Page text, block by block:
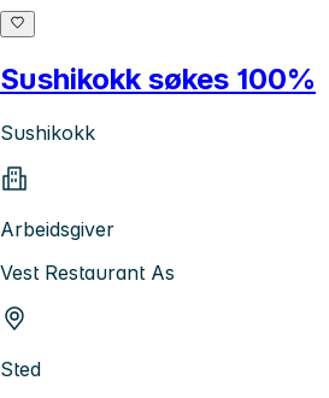
Sushikokk søkes 100%
Sushikokk
Arbeidsgiver
Vest Restaurant As
Sted